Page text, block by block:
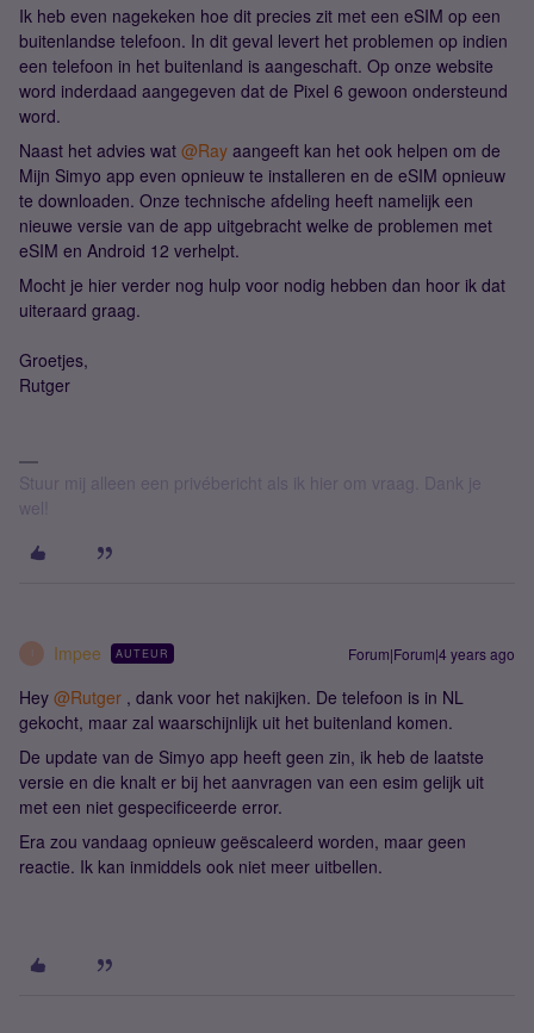
Ik heb even nagekeken hoe dit precies zit met een eSIM op een
buitenlandse telefoon. In dit geval levert het problemen op indien
een telefoon in het buitenland is aangeschaft. Op onze website
word inderdaad aangegeven dat de Pixel 6 gewoon ondersteund
word.
Naast het advies wat @Ray aangeeft kan het ook helpen om de
Mijn Simyo app even opnieuw te installeren en de eSIM opnieuw
te downloaden. Onze technische afdeling heeft namelijk een
nieuwe versie van de app uitgebracht welke de problemen met
eSIM en Android 12 verhelpt.
Mocht je hier verder nog hulp voor nodig hebben dan hoor ik dat
uiteraard graag.
Groetjes,
Rutger
Stuur mij alleen een privébericht als ik hier om vraag. Dank je
wel!
Impee AUTEUR Forum|Forum|4 years ago
Hey @Rutger , dank voor het nakijken. De telefoon is in NL
gekocht, maar zal waarschijnlijk uit het buitenland komen.
De update van de Simyo app heeft geen zin, ik heb de laatste
versie en die knalt er bij het aanvragen van een esim gelijk uit
met een niet gespecificeerde error.
Era zou vandaag opnieuw geëscaleerd worden, maar geen
reactie. Ik kan inmiddels ook niet meer uitbellen.